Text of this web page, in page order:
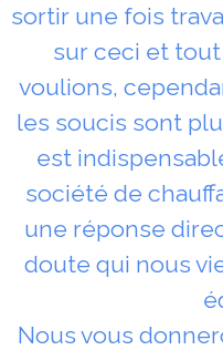
sortir une fois
sur ceci et
voulions,
les soucis sont
est
société de
une réponse
doute qui nous
Nous vous